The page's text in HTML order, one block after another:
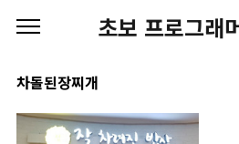
초보 프로그래
차돌된장찌개